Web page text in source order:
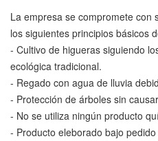
La empresa se compromete con
los siguientes principios básicos
- Cultivo de higueras siguiendo
ecológica tradicional.
- Regado con agua de lluvia
- Protección de árboles sin
- No se utiliza ningún producto
- Producto eleborado bajo